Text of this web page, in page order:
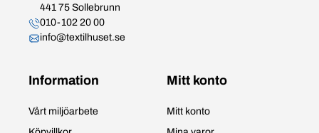
441 75 Sollebrunn
010-102 20 00
info@textilhuset.se
Information
Vårt miljöarbete
Mitt konto
Mitt konto